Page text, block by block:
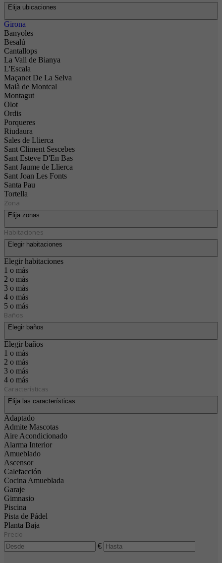
Elija ubicaciones
Girona
Banyoles
Besalú
Cantallops
La Vall de Bianya
L'Escala
Maçanet De La Selva
Maià de Montcal
Montagut
Olot
Ordis
Porqueres
Riudaura
Sales de Llierca
Sant Climent Sescebes
Sant Esteve D'En Bas
Sant Jaume de Llierca
Sant Joan Les Fonts
Santa Pau
Tortella
Zona
Elija zonas
Habitaciones
Elegir habitaciones
Elegir habitaciones
1 o más
2 o más
3 o más
4 o más
5 o más
Baños
Elegir baños
Elegir baños
1 o más
2 o más
3 o más
4 o más
Características
Elija las características
Adaptado
Admite Mascotas
Aire Acondicionado
Alarma Interior
Amueblado
Ascensor
Calefacción
Cocina Amueblada
Garaje
Gimnasio
Piscina
Pista de Pádel
Planta Baja
Precio
€